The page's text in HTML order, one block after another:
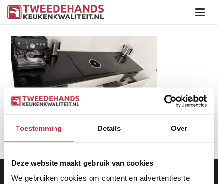
Toestemming Details Over
Deze website maakt gebruik van cookies
We gebruiken cookies om content en advertenties te
Aanbod|Keukens|Levering|Garantie|Privacy Beleid